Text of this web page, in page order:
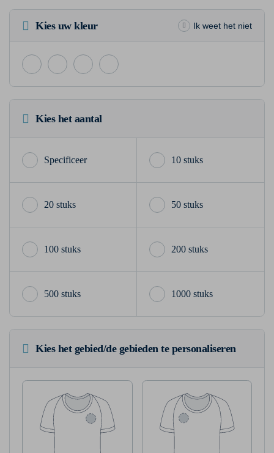
Kies uw kleur Ik weet het niet
Kies het aantal
10 stuks
20 stuks 50 stuks
100 stuks 200 stuks
500 stuks 1000 stuks
Kies het gebied/de gebieden te personaliseren